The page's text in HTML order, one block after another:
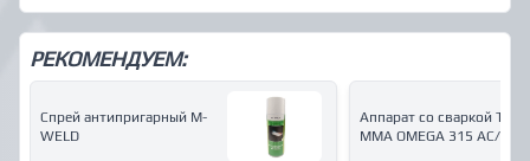
РЕКОМЕНДУЕМ:
Спрей антипригарный M-
WELD
Аппарат со сваркой ТIG и
MMA OMEGA 315 AC/DC